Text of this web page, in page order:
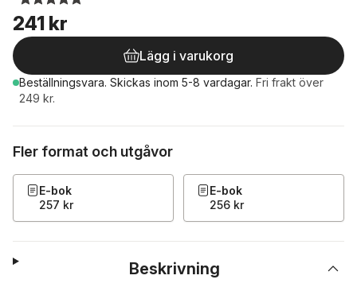
241 kr
Lägg i varukorg
Beställningsvara. Skickas inom 5-8 vardagar. Fri frakt över
249 kr.
Fler format och utgåvor
E-bok
257 kr
E-bok
256 kr
Beskrivning